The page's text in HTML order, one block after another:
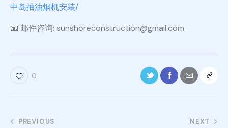
中岛抽油烟机安装/
📧 邮件咨询: sunshoreconstruction@gmail.com
0
PREVIOUS NEXT